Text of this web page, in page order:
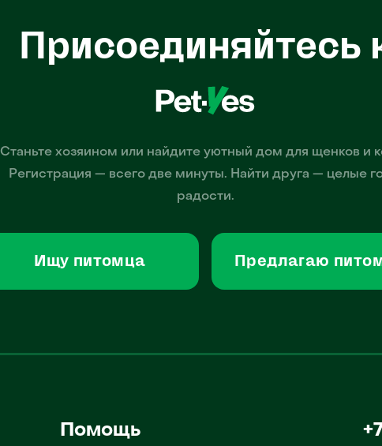
Присоединяйтесь
Станьте хозяином или найдите уютный дом для щенков и
Регистрация — всего две минуты. Найти друга — целые
радости.
Ищу питомца Предлагаю
Помощь